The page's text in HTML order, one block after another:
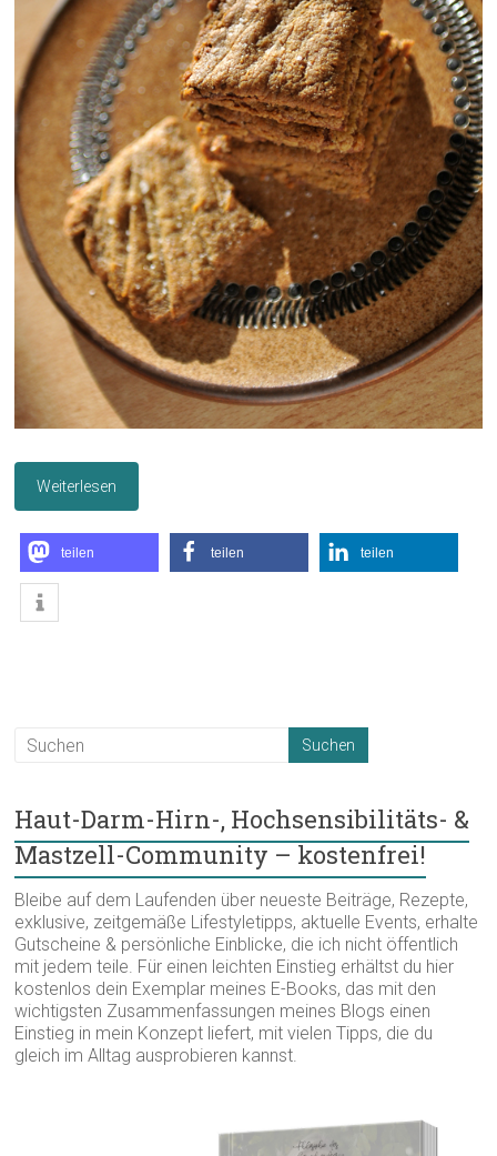
Weiterlesen
teilen teilen teilen
Haut-Darm-Hirn-, Hochsensibilitäts- &
Mastzell-Community – kostenfrei!
Bleibe auf dem Laufenden über neueste Beiträge, Rezepte,
exklusive, zeitgemäße Lifestyletipps, aktuelle Events, erhalte
Gutscheine & persönliche Einblicke, die ich nicht öffentlich
mit jedem teile. Für einen leichten Einstieg erhältst du hier
kostenlos dein Exemplar meines E-Books, das mit den
wichtigsten Zusammenfassungen meines Blogs einen
Einstieg in mein Konzept liefert, mit vielen Tipps, die du
gleich im Alltag ausprobieren kannst.